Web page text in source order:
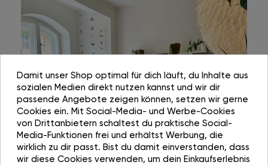
Damit unser Shop optimal für dich läuft, du Inhalte aus
sozialen Medien direkt nutzen kannst und wir dir
passende Angebote zeigen können, setzen wir gerne
Cookies ein. Mit Social-Media- und Werbe-Cookies
von Drittanbietern schaltest du praktische Social-
Media-Funktionen frei und erhältst Werbung, die
wirklich zu dir passt. Bist du damit einverstanden, dass
wir diese Cookies verwenden, um dein Einkaufserlebnis